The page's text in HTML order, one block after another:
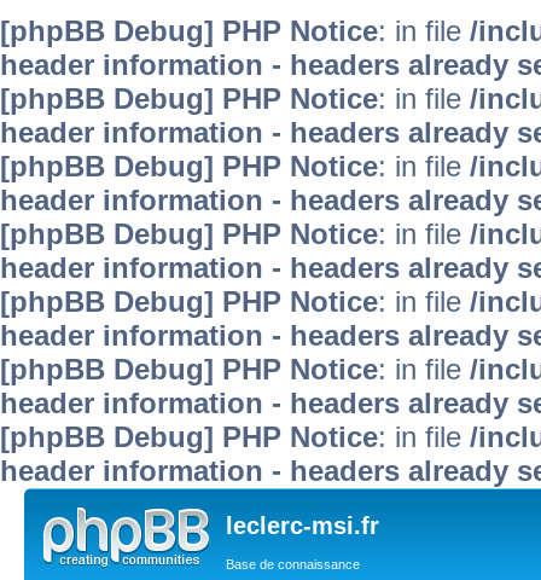
[phpBB Debug] PHP Notice: in file /
header information - headers already
[phpBB Debug] PHP Notice: in file /
header information - headers already
[phpBB Debug] PHP Notice: in file /
header information - headers already
[phpBB Debug] PHP Notice: in file /
header information - headers already
[phpBB Debug] PHP Notice: in file /
header information - headers already
[phpBB Debug] PHP Notice: in file /
header information - headers already
[phpBB Debug] PHP Notice: in file /
header information - headers already
leclerc-msi.fr
Base de connaissance